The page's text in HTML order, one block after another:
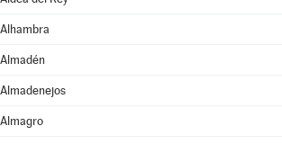
Alhambra
Almadén
Almadenejos
Almagro